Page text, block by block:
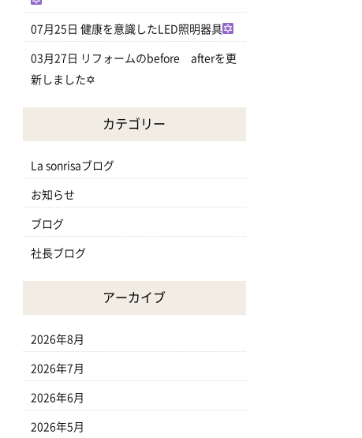
07月25日 健康を意識したLED照明器具
03月27日 リフォームのbefore afterを更
新しました✡
カテゴリー
La sonrisaブログ
お知らせ
ブログ
社長ブログ
アーカイブ
2026年8月
2026年7月
2026年6月
2026年5月